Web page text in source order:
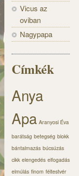
Vicus az
oviban
Nagypapa
Címkék
Anya
Apa Aranyosi Éva
barátság betegség blokk
bántalmazás búcsúzás
cikk elengedés elfogadás
elmúlás finom féltestvér